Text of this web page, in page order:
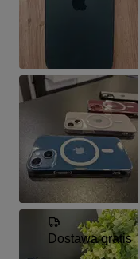
Dostawa gratis